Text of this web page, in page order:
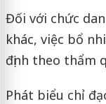
Đối với chức
khác, việc bổ
định theo thẩm
Phát biểu chỉ